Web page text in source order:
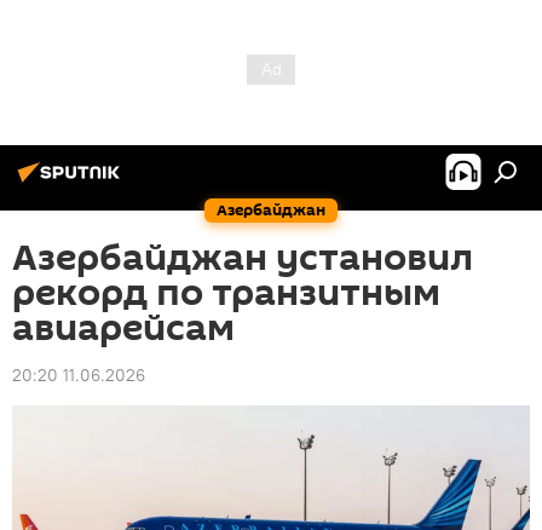
Азербайджан
Азербайджан установил
рекорд по транзитным
авиарейсам
20:20 11.06.2026